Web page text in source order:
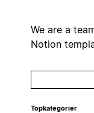
We are a
Notion
Topkategorier